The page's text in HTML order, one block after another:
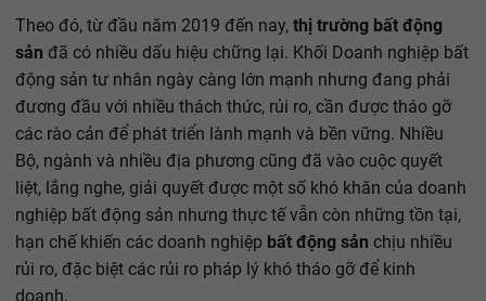
Theo đó, từ đầu năm 2019 đến nay, thị trường bất động
sản đã có nhiều dấu hiệu chững lại. Khối Doanh nghiệp bất
động sản tư nhân ngày càng lớn mạnh nhưng đang phải
đương đầu với nhiều thách thức, rủi ro, cần được tháo gỡ
các rào cản để phát triển lành mạnh và bền vững. Nhiều
Bộ, ngành và nhiều địa phương cũng đã vào cuộc quyết
liệt, lắng nghe, giải quyết được một số khó khăn của doanh
nghiệp bất động sản nhưng thực tế vẫn còn những tồn tại,
hạn chế khiến các doanh nghiệp bất động sản chịu nhiều
rủi ro, đặc biệt các rủi ro pháp lý khó tháo gỡ để kinh
doanh.